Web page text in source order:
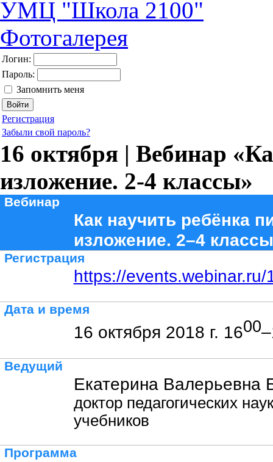
УМЦ "Школа 2100"
Фотогалерея
Логин:
Пароль:
Запомнить меня
Регистрация
Забыли свой пароль?
16 октября | Вебинар
изложение. 2-4 классы»
Вебинар
Как научить ребёнка
изложение. 2–4 классы
Регистрация
https://
Дата и время
16 октября 2018 г. 1600
Ведущий
Екатерина Валерьевна
доктор педагогических
учебников
Программа